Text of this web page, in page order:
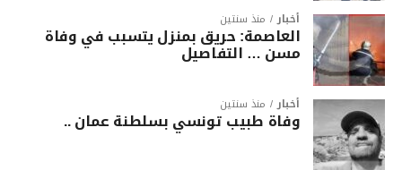
أخبار منذ سنتين
العاصمة: حريق بمنزل يتسبب في وفاة
مسن … التفاصيل
أخبار منذ سنتين
وفاة طبيب تونسي بسلطنة عمان ..